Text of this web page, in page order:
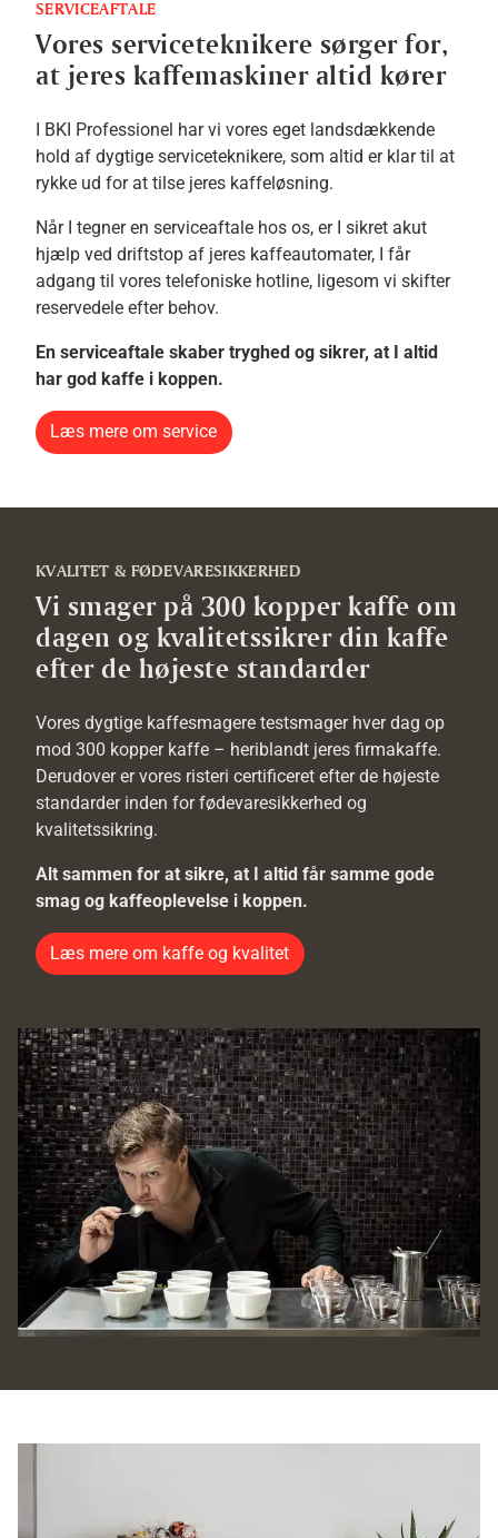
SERVICEAFTALE
Vores serviceteknikere sørger for,
at jeres kaffemaskiner altid kører
I BKI Professionel har vi vores eget landsdækkende
hold af dygtige serviceteknikere, som altid er klar til at
rykke ud for at tilse jeres kaffeløsning.
Når I tegner en serviceaftale hos os, er I sikret akut
hjælp ved driftstop af jeres kaffeautomater, I får
adgang til vores telefoniske hotline, ligesom vi skifter
reservedele efter behov.
En serviceaftale skaber tryghed og sikrer, at I altid
har god kaffe i koppen.
Læs mere om service
KVALITET & FØDEVARESIKKERHED
Vi smager på 300 kopper kaffe om
dagen og kvalitetssikrer din kaffe
efter de højeste standarder
Vores dygtige kaffesmagere testsmager hver dag op
mod 300 kopper kaffe – heriblandt jeres firmakaffe.
Derudover er vores risteri certificeret efter de højeste
standarder inden for fødevaresikkerhed og
kvalitetssikring.
Alt sammen for at sikre, at I altid får samme gode
smag og kaffeoplevelse i koppen.
Læs mere om kaffe og kvalitet